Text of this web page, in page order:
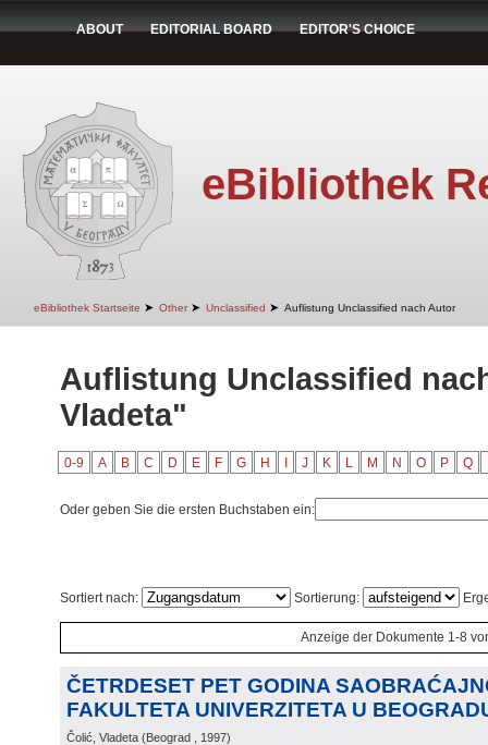
ABOUT EDITORIAL BOARD EDITOR'S CHOICE
eBibliothek
eBibliothek Startseite ➤ Other ➤ Unclassified ➤ Auflistung Unclassified nach Autor
Auflistung Unclassified
Vladeta"
0-9 A B C D E F G H J K L M N O P Q
Oder geben Sie die ersten Buchstaben ein:
Sortiert nach: Sortierung:
Anzeige der Dokumente 1-8
ČETRDESET PET GODINA
FAKULTETA UNIVERZITETA U
Čolić, Vladeta (Beograd , 1997)